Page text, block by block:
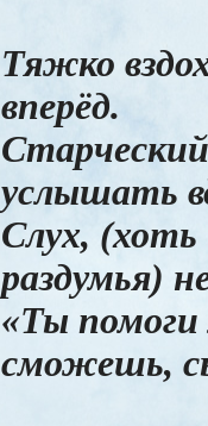
Тяжко
вперёд.
Старческий
услышать
Слух,
раздумья)
«Ты
сможешь,